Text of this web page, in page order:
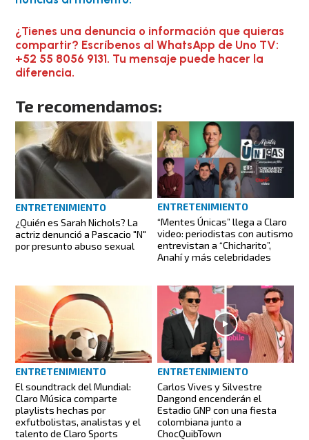
¿Tienes una denuncia o información que quieras
compartir? Escríbenos al WhatsApp de Uno TV:
+52 55 8056 9131. Tu mensaje puede hacer la
diferencia.
Te recomendamos:
ENTRETENIMIENTO
¿Quién es Sarah Nichols? La
actriz denunció a Pascacio "N"
por presunto abuso sexual
ENTRETENIMIENTO
“Mentes Únicas” llega a Claro
video: periodistas con autismo
entrevistan a “Chicharito”,
Anahí y más celebridades
ENTRETENIMIENTO
El soundtrack del Mundial:
Claro Música comparte
playlists hechas por
exfutbolistas, analistas y el
talento de Claro Sports
ENTRETENIMIENTO
Carlos Vives y Silvestre
Dangond encenderán el
Estadio GNP con una fiesta
colombiana junto a
ChocQuibTown